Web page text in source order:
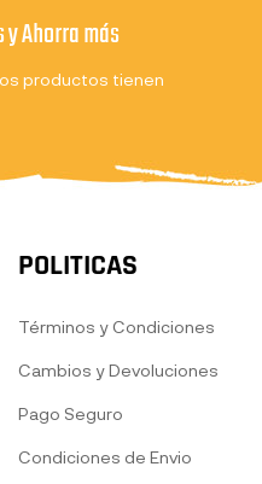
Ahorra más
productos tienen
POLITICAS
Términos y Condiciones
Cambios y Devoluciones
Pago Seguro
Condiciones de Envio